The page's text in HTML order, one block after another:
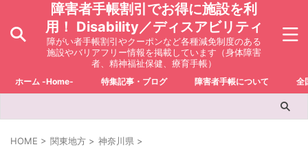
障害者手帳割引でお得に施設を利
用！ Disability／ディスアビリティ
障がい者手帳割引やクーポンなど各種減免制度のある
施設やバリアフリー情報を掲載しています（身体障害
者、精神福祉保健、療育手帳）
ホーム -Home- 特集記事・ブログ 障害者手帳について 全
HOME > 関東地方 > 神奈川県 >